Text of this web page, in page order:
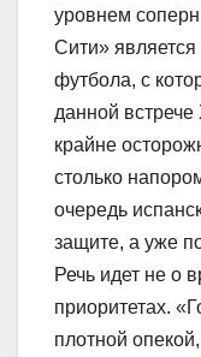
уровнем
Сити»
футбола, с
данной
крайне
столько
очередь
защите, а уже
Речь идет не о
приоритетах.
плотной